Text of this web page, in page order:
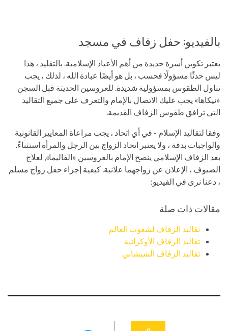
بالفيديو: حفل زفاف في مسجد
يعتبر تكوين أسرة جديدة من أهم الأعياد الإسلامية. بالتقليد ، هذا
ليس حدثًا مسؤولًا فحسب ، بل هو أيضًا عبادة الله ، لذلك ، يجب
تناول الطقوس بمسؤولية شديدة. للعروسين الحديثة قبل السجن
«نيكاها» يجب عليك الاتصال بالإمام والتعرف على جميع التقاليد
التي ترافق طقوس الزفاف القديمة.
وفقا لتقاليد الإسلام - في أي اتحاد ، يجب مراعاة المعايير القانونية
والواجبات بدقة ، ولا يعتبر اتحاد الزواج بين الرجل والمرأة استثناءً.
بعد الزفاف الإسلامي ينصح الإمام بالعروسين «الفاليما», لعلاج
الضيوف ، الإعلان عن زواجهما علانية. كيفية إجراء حفل زواج مسلم
، دعنا نرى في الفيديو:
مقالات ذات صلة
تقاليد الزفاف لشعوب العالم
تقاليد الزفاف الأوكرانية
تقاليد الزفاف الشيشاني